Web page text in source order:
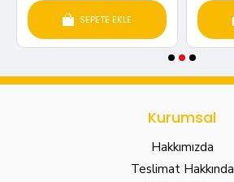
SEPETE EKLE
Kurumsal
Hakkımızda
Teslimat Hakkında